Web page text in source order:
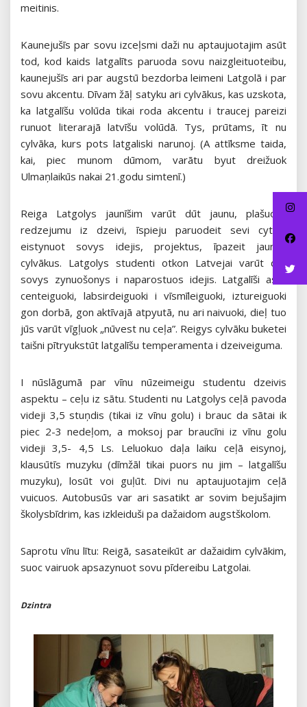
meitinis.
Kaunejušīs par sovu izceļsmi daži nu aptaujuotajim asūt
tod, kod kaids latgalīts paruoda sovu naizgleituoteibu,
kaunejušīs ari par augstū bezdorba leimeni Latgolā i par
sovu akcentu. Dīvam žāļ satyku ari cylvākus, kas uzskota,
ka latgalīšu volūda tikai roda akcentu i traucej pareizi
runuot literarajā latvīšu volūdā. Tys, prūtams, īt nu
cylvāka, kurs pots latgaliski narunoj. (A attīksme taida,
kai, piec munom dūmom, varātu byut dreižuok
Ulmaņlaikūs nakai 21.godu simtenī.)
Reiga Latgolys jaunīšim varūt dūt jaunu, plašuoku
redzejumu iz dzeivi, īspieju paruodeit sevi cytim,
eistynuot sovys idejis, projektus, īpazeit jaunus
cylvākus. Latgolys studenti otkon Latvejai varūt dūt
sovys zynuošonys i naparostuos idejis. Latgalīši asūt
centeiguoki, labsirdeiguoki i vīsmīleiguoki, iztureiguoki
gon dorbā, gon aktīvajā atpyutā, nu ari naivuoki, dieļ tuo
jūs varūt vīgļuok „nūvest nu ceļa”. Reigys cylvāku buketei
taišni pītryukstūt latgalīšu temperamenta i dzeiveiguma.
I nūslāgumā par vīnu nūzeimeigu studentu dzeivis
aspektu – ceļu iz sātu. Studenti nu Latgolys ceļā pavoda
videji 3,5 stuņdis (tikai iz vīnu golu) i brauc da sātai ik
piec 2-3 nedeļom, a moksoj par braucīni iz vīnu golu
videji 3,5- 4,5 Ls. Leluokuo daļa laiku ceļā eisynoj,
klausūtīs muzyku (dīmžāl tikai puors nu jim – latgalīšu
muzyku), losūt voi guļūt. Divi nu aptaujuotajim ceļā
vuicuos. Autobusūs var ari sasatikt ar sovim bejušajim
školysbīdrim, kas izkleiduši pa dažaidom augstškolom.
Saprotu vīnu lītu: Reigā, sasateikūt ar dažaidim cylvākim,
suoc vairuok apsazynuot sovu pīdereibu Latgolai.
Dzintra